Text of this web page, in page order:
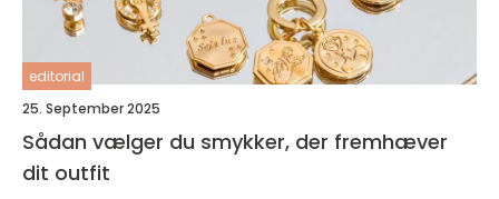
editorial
25. September 2025
Sådan vælger du smykker, der fremhæver
dit outfit